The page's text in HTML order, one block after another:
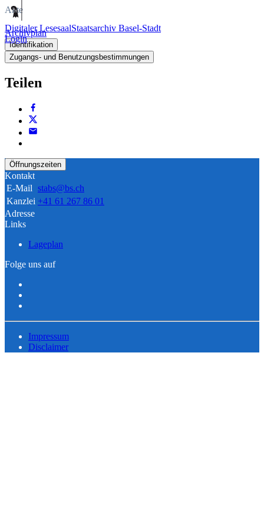
Digitaler LesesaalStaatsarchiv Basel-Stadt
Login
Akte
Archivplan
Identifikation
Zugangs- und Benutzungsbestimmungen
Teilen
Öffnungszeiten
Kontakt
E-Mail stabs@bs.ch
Kanzlei +41 61 267 86 01
Adresse
Links
Lageplan
Folge uns auf
Impressum
Disclaimer